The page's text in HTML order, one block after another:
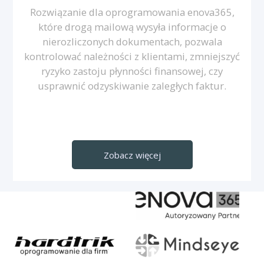
Rozwiązanie dla oprogramowania enova365,
które drogą mailową wysyła informacje o
nierozliczonych dokumentach, pozwala
kontrolować należności z klientami, zmniejszyć
ryzyko zastoju płynności finansowej, czy
usprawnić odzyskiwanie zaległych faktur.
Zobacz więcej
Nasi partnerzy